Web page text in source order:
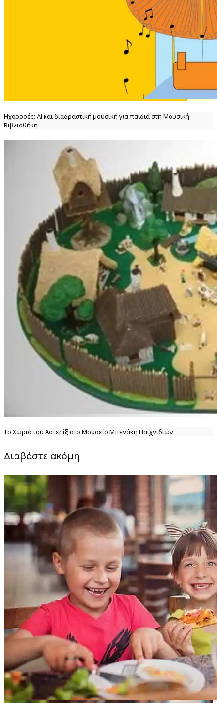
Ηχορροές: ΑΙ και διαδραστική μουσική για παιδιά στη Μουσική
Βιβλιοθήκη
Το Χωριό του Αστερίξ στο Μουσείο Μπενάκη Παιχνιδιών
Διαβάστε ακόμη